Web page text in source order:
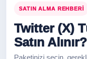
SATIN ALMA REHBERI
Twitter (X)
Satın Alınır?
Paketinizi seçin,